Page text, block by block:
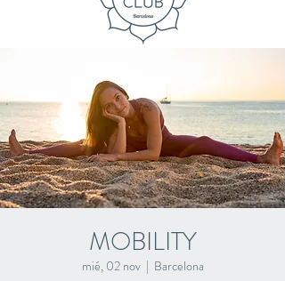
MOBILITY
mié, 02 nov
  |
Barcelona